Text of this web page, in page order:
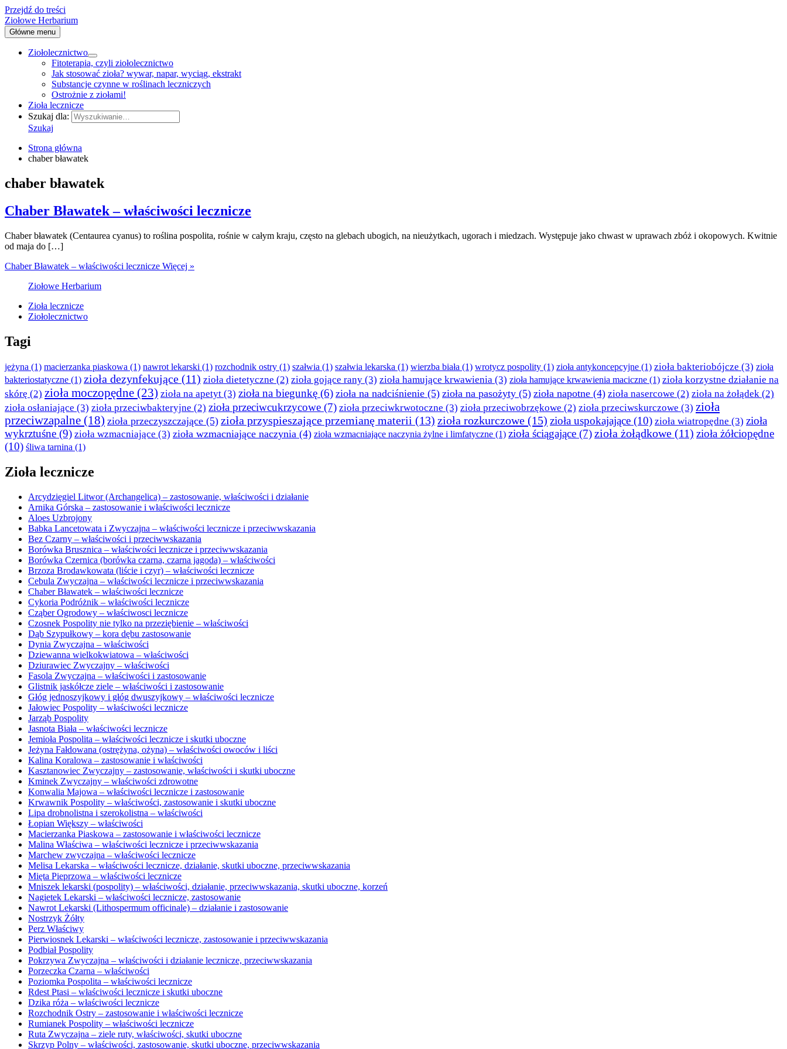
Przejdź do treści
Ziołowe Herbarium
Główne menu
Ziołolecznictwo
Fitoterapia, czyli ziołolecznictwo
Jak stosować zioła? wywar, napar, wyciąg, ekstrakt
Substancje czynne w roślinach leczniczych
Ostrożnie z ziołami!
Zioła lecznicze
Szukaj dla:
Szukaj
Strona główna
chaber bławatek
chaber bławatek
Chaber Bławatek – właściwości lecznicze
Chaber bławatek (Centaurea cyanus) to roślina pospolita, rośnie w całym kraju, często na glebach ubogich, na nieużytkach, ugorach i miedzach. Występuje jako chwast w uprawach zbóż i okopowych. Kwitnie
od maja do […]
Chaber Bławatek – właściwości lecznicze Więcej »
Ziołowe Herbarium
Zioła lecznicze
Ziołolecznictwo
Tagi
jeżyna (1) macierzanka piaskowa (1) nawrot lekarski (1) rozchodnik ostry (1) szałwia (1) szałwia lekarska (1) wierzba biała (1) wrotycz pospolity (1) zioła antykoncepcyjne (1) zioła bakteriobójcze (3) zioła
bakteriostatyczne (1) zioła dezynfekujące (11) zioła dietetyczne (2) zioła gojące rany (3) zioła hamujące krwawienia (3) zioła hamujące krwawienia maciczne (1) zioła korzystne działanie na
skórę (2) zioła moczopędne (23) zioła na apetyt (3) zioła na biegunkę (6) zioła na nadciśnienie (5) zioła na pasożyty (5) zioła napotne (4) zioła nasercowe (2) zioła na żołądek (2)
zioła osłaniające (3) zioła przeciwbakteryjne (2) zioła przeciwcukrzycowe (7) zioła przeciwkrwotoczne (3) zioła przeciwobrzękowe (2) zioła przeciwskurczowe (3) zioła
przeciwzapalne (18) zioła przeczyszczające (5) zioła przyspieszające przemianę materii (13) zioła rozkurczowe (15) zioła uspokajające (10) zioła wiatropędne (3) zioła
wykrztuśne (9) zioła wzmacniające (3) zioła wzmacniające naczynia (4) zioła wzmacniające naczynia żylne i limfatyczne (1) zioła ściągające (7)zioła żołądkowe (11) zioła żółciopędne
(10) śliwa tarnina (1)
Zioła lecznicze
Arcydzięgiel Litwor (Archangelica) – zastosowanie, właściwości i działanie
Arnika Górska – zastosowanie i właściwości lecznicze
Aloes Uzbrojony
Babka Lancetowata i Zwyczajna – właściwości lecznicze i przeciwwskazania
Bez Czarny – właściwości i przeciwwskazania
Borówka Brusznica – właściwości lecznicze i przeciwwskazania
Borówka Czernica (borówka czarna, czarna jagoda) – właściwości
Brzoza Brodawkowata (liście i czyr) – właściwości lecznicze
Cebula Zwyczajna – właściwości lecznicze i przeciwwskazania
Chaber Bławatek – właściwości lecznicze
Cykoria Podróżnik – właściwości lecznicze
Cząber Ogrodowy – właściwosci lecznicze
Czosnek Pospolity nie tylko na przeziębienie – właściwości
Dąb Szypułkowy – kora dębu zastosowanie
Dynia Zwyczajna – właściwości
Dziewanna wielkokwiatowa – właściwości
Dziurawiec Zwyczajny – właściwości
Fasola Zwyczajna – właściwości i zastosowanie
Glistnik jaskółcze ziele – właściwości i zastosowanie
Głóg jednoszyjkowy i głóg dwuszyjkowy – właściwości lecznicze
Jałowiec Pospolity – właściwości lecznicze
Jarząb Pospolity
Jasnota Biała – właściwości lecznicze
Jemioła Pospolita – właściwości lecznicze i skutki uboczne
Jeżyna Fałdowana (ostrężyna, ożyna) – właściwości owoców i liści
Kalina Koralowa – zastosowanie i właściwości
Kasztanowiec Zwyczajny – zastosowanie, właściwości i skutki uboczne
Kminek Zwyczajny – właściwości zdrowotne
Konwalia Majowa – właściwości lecznicze i zastosowanie
Krwawnik Pospolity – właściwości, zastosowanie i skutki uboczne
Lipa drobnolistna i szerokolistna – właściwości
Łopian Większy – właściwości
Macierzanka Piaskowa – zastosowanie i właściwości lecznicze
Malina Właściwa – właściwości lecznicze i przeciwwskazania
Marchew zwyczajna – właściwości lecznicze
Melisa Lekarska – właściwości lecznicze, działanie, skutki uboczne, przeciwwskazania
Mięta Pieprzowa – właściwości lecznicze
Mniszek lekarski (pospolity) – właściwości, działanie, przeciwwskazania, skutki uboczne, korzeń
Nagietek Lekarski – właściwości lecznicze, zastosowanie
Nawrot Lekarski (Lithospermum officinale) – działanie i zastosowanie
Nostrzyk Żółty
Perz Właściwy
Pierwiosnek Lekarski – właściwości lecznicze, zastosowanie i przeciwwskazania
Podbiał Pospolity
Pokrzywa Zwyczajna – właściwości i działanie lecznicze, przeciwwskazania
Porzeczka Czarna – właściwości
Poziomka Pospolita – właściwości lecznicze
Rdest Ptasi – właściwości lecznicze i skutki uboczne
Dzika róża – właściwości lecznicze
Rozchodnik Ostry – zastosowanie i właściwości lecznicze
Rumianek Pospolity – właściwości lecznicze
Ruta Zwyczajna – ziele ruty, właściwości, skutki uboczne
Skrzyp Polny – właściwości, zastosowanie, skutki uboczne, przeciwwskazania